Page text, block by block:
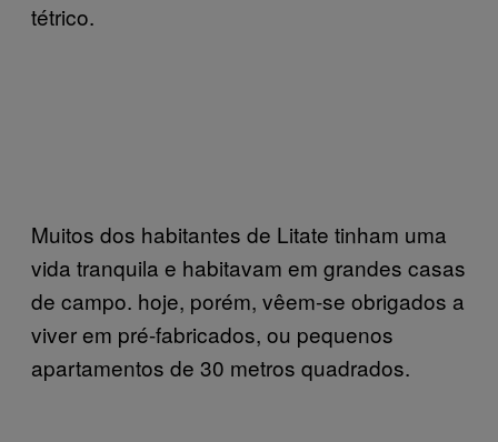
tétrico.
Muitos dos habitantes de Litate tinham uma
vida tranquila e habitavam em grandes casas
de campo. hoje, porém, vêem-se obrigados a
viver em pré-fabricados, ou pequenos
apartamentos de 30 metros quadrados.